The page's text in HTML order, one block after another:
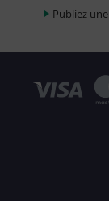
Publiez